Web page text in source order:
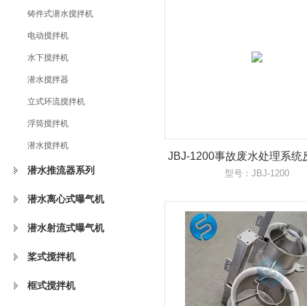
铸件式潜水搅拌机
电动搅拌机
水下搅拌机
潜水搅拌器
立式环流搅拌机
浮筒搅拌机
潜水搅拌机
潜水推流器系列
潜水离心式曝气机
潜水射流式曝气机
桨式搅拌机
框式搅拌机
JBJ-1200事故废水处理系统
机
型号：JBJ-1200